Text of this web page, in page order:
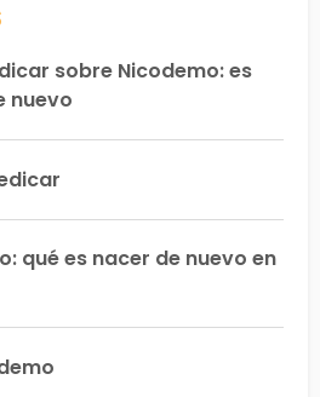
sobre Nicodemo: es
nuevo
qué es nacer de nuevo en